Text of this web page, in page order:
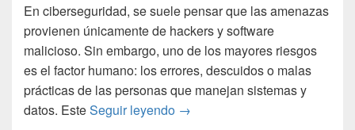
En ciberseguridad, se suele pensar que las amenazas
provienen únicamente de hackers y software
malicioso. Sin embargo, uno de los mayores riesgos
es el factor humano: los errores, descuidos o malas
prácticas de las personas que manejan sistemas y
datos. EsteSeguir leyendo Qué es el factor humano en
→